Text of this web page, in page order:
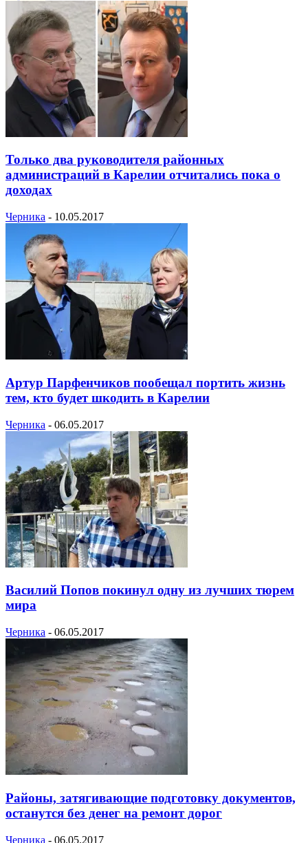
Только два руководителя районных
администраций в Карелии отчитались пока о
доходах
Черника - 10.05.2017
Артур Парфенчиков пообещал портить жизнь
тем, кто будет шкодить в Карелии
Черника - 06.05.2017
Василий Попов покинул одну из лучших тюрем
мира
Черника - 06.05.2017
Районы, затягивающие подготовку документов,
останутся без денег на ремонт дорог
Черника - 06.05.2017